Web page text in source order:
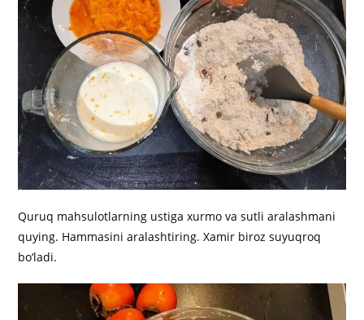
Quruq mahsulotlarning ustiga xurmo va sutli aralashmani
quying. Hammasini aralashtiring. Xamir biroz suyuqroq
bo‘ladi.